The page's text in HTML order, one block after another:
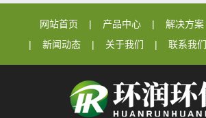
网站首页 产品中心 解决方案
新闻动态
关于我们 联系我们